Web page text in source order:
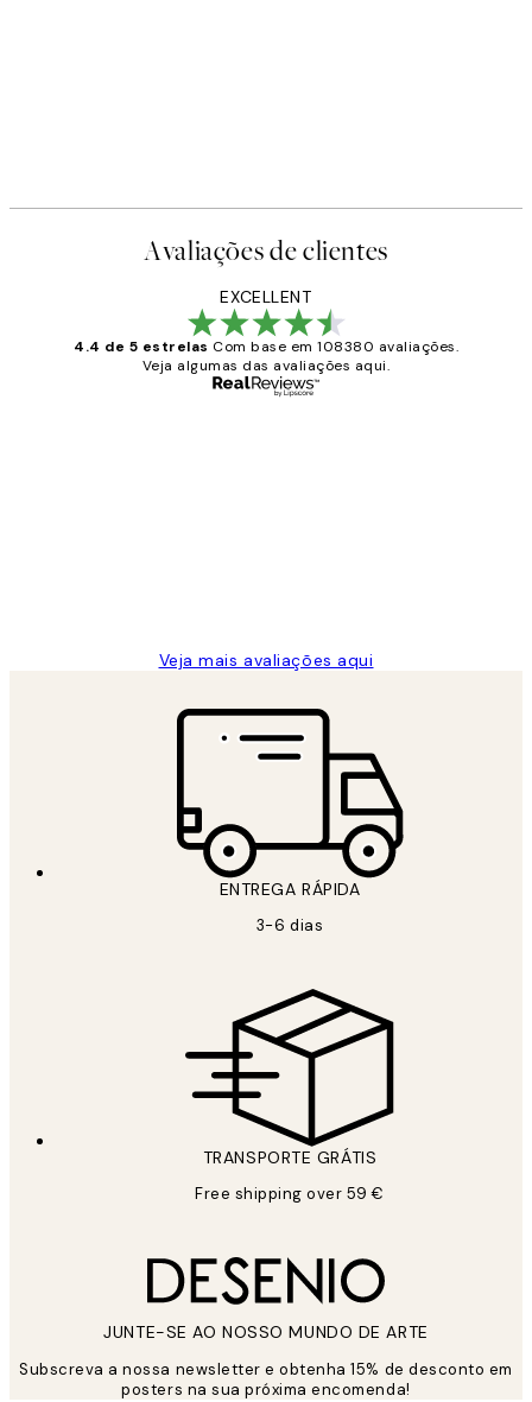
Avaliações de clientes
EXCELLENT
4.4 de 5 estrelas Com base em 108380 avaliações.
Veja algumas das avaliações aqui.
Veja mais avaliações aqui
ENTREGA RÁPIDA
3-6 dias
TRANSPORTE GRÁTIS
Free shipping over 59 €
JUNTE-SE AO NOSSO MUNDO DE ARTE
Subscreva a nossa newsletter e obtenha 15% de desconto em
posters na sua próxima encomenda!